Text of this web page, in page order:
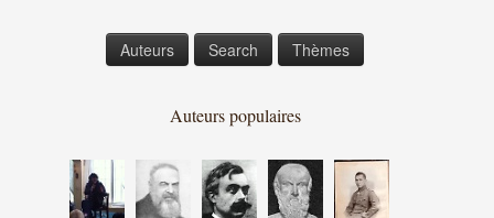
Auteurs Search Thèmes
Auteurs populaires